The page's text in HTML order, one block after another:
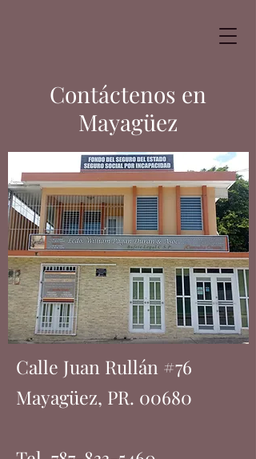
Contáctenos en
Mayagüez
Calle Juan Rullán #76
Mayagüez, PR. 00680